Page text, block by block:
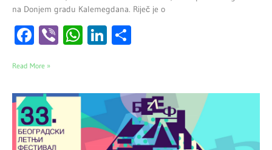
na Donjem gradu Kalemegdana. Riječ je o
Facebook
ViberWhatsApp
LinkedIn
Read More »